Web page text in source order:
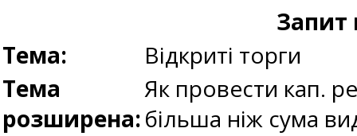
Запит
Тема:
Відкриті торги
Тема
розширена:
Як провести кап.
більша ніж сума